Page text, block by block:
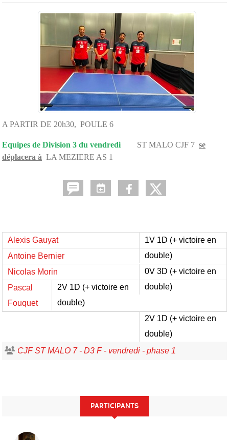
A PARTIR DE 20h30, POULE 6
Equipes de Division 3 du vendredi ST MALO CJF 7 se
déplacera à LA MEZIERE AS 1
Alexis Gauyat
1V 1D (+ victoire en
double)
Antoine Bernier
0V 3D (+ victoire en
double)
Nicolas Morin
2V 1D (+ victoire en
double)
Pascal
Fouquet
2V 1D (+ victoire en
double)
CJF ST MALO 7 - D3 F - vendredi - phase 1
PARTICIPANTS